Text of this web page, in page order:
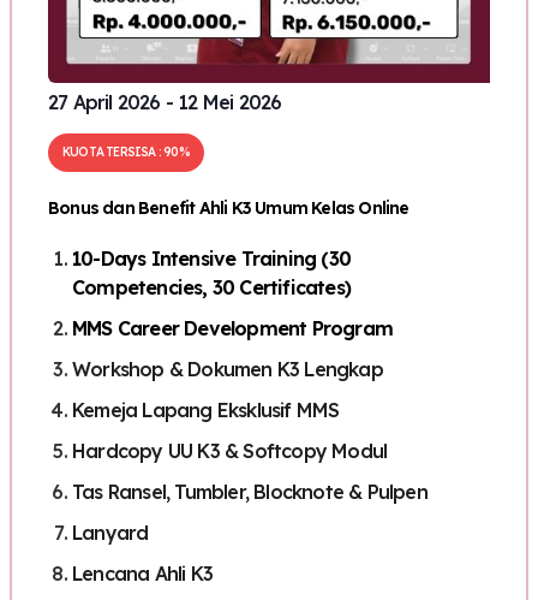
27 April 2026 - 12 Mei 2026
KUOTA TERSISA : 90%
Bonus dan Benefit Ahli K3 Umum Kelas Online
10-Days Intensive Training (30
Competencies, 30 Certificates)
MMS Career Development Program
Workshop & Dokumen K3 Lengkap
Kemeja Lapang Eksklusif MMS
Hardcopy UU K3 & Softcopy Modul
Tas Ransel, Tumbler, Blocknote & Pulpen
Lanyard
Lencana Ahli K3